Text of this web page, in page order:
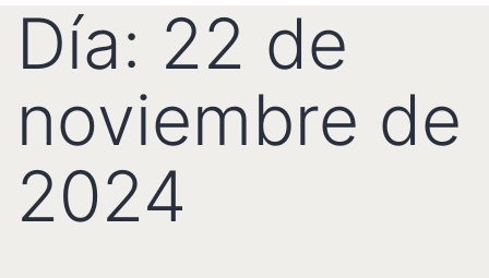
Día: 22 de
noviembre de
2024